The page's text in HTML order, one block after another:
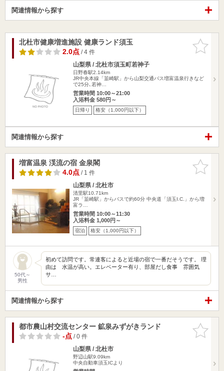
関連情報から探す
お気に入
りに追加
北杜市健康増進施設 健康ランド須玉
2.0点/ 4 件
山梨県 / 北杜市須玉町若神子
日野春駅2.14km
JR中央本線「韮崎駅」から山梨交通バス増富温泉行きなど
で25分､若神…
営業時間 10:00～21:00
入浴料金 580円～
日帰り 格安（1,000円以下）
関連情報から探す
お気に入
りに追加
増富温泉 渓流の宿 金泉閣
4.0点/ 1 件
山梨県 / 北杜市
清里駅10.71km
JR「韮崎駅」からバスで約60分 中央道「須玉I.C.」から増
富ラ…
営業時間 10:00～11:30
入浴料金 1,000円～
宿泊 格安（1,000円以下）
50代～
男性
初めて訪問です。常連客によると近場の宿で一番だそうです。 理
由は 水温が高い。エレベーター有り、部屋だし食事 雰囲気
サ…
関連情報から探す
お気に入
りに追加
都市農山村交流センター 鉱泉みずがきランド
-点/ 0 件
山梨県 / 北杜市
野辺山駅9.09km
中央自動車須玉ICより